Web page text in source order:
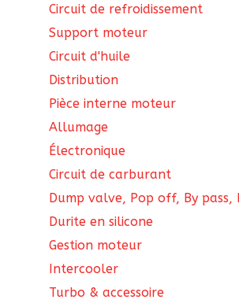
Circuit de refroidissement
Support moteur
Circuit d'huile
Distribution
Pièce interne moteur
Allumage
Électronique
Circuit de carburant
Dump valve, Pop off, By
Durite en silicone
Gestion moteur
Intercooler
Turbo & accessoire